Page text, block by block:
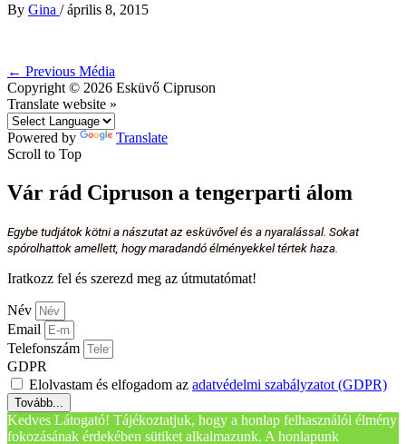
By Gina /április 8, 2015
← Previous Média
Copyright © 2026 Esküvő Cipruson
Translate website »
Powered by
Translate
Scroll to Top
Vár rád Cipruson a tengerparti álom
Egybe tudjátok kötni a nászutat az esküvővel és a nyaralással. Sokat
spórolhattok amellett, hogy maradandó élményekkel tértek haza.
Iratkozz fel és szerezd meg az útmutatómat!
Név
Email
Telefonszám
GDPR
Elolvastam és elfogadom az adatvédelmi szabályzatot (GDPR)
Tovább...
Kedves Látogató! Tájékoztatjuk, hogy a honlap felhasználói élmény
fokozásának érdekében sütiket alkalmazunk. A honlapunk